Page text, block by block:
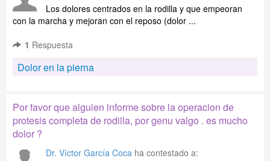
Los dolores centrados en la rodilla y que empeoran
con la marcha y mejoran con el reposo (dolor ...
1 Respuesta
Dolor en la pierna
Por favor que alguien informe sobre la operacion de
protesis completa de rodilla, por genu valgo . es mucho
dolor ?
Dr. Víctor García Coca ha contestado a: